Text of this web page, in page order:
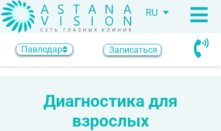
RU
KZ
Павлодар Записаться
Диагностика для
взрослых